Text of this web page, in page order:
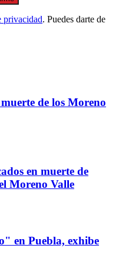
privacidad. Puedes darte de
de los Moreno
en muerte de
Moreno Valle
en Puebla, exhibe